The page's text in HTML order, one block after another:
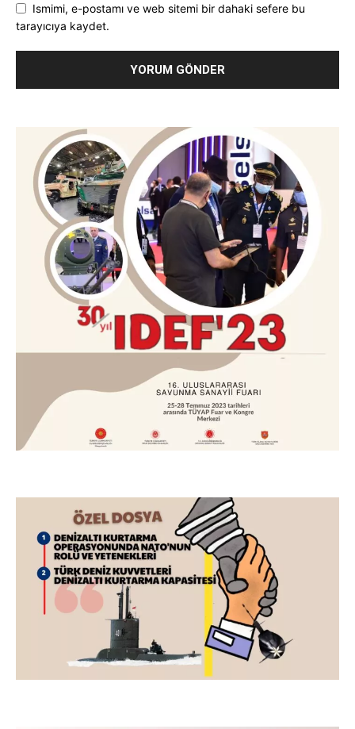
Ismimi, e-postamı ve web sitemi bir dahaki sefere bu
tarayıcıya kaydet.